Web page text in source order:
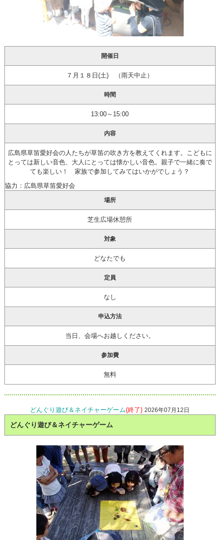
開催日
７月１８日(土) （雨天中止）
時間
13:00～15:00
内容
広島県草笛愛好会の人たちが草笛の吹き方を教えてくれます。こどもに
とっては新しい音色、大人にとっては懐かしい音色。親子で一緒に奏で
ても楽しい！ 家族で参加してみてはいかがでしょう？
協力：広島県草笛愛好会
場所
芝生広場休憩所
対象
どなたでも
定員
なし
申込方法
当日、会場へお越しください。
参加費
無料
どんぐり遊び＆ネイチャーゲーム(終了) 2026年07月12日
どんぐり遊び＆ネイチャーゲーム